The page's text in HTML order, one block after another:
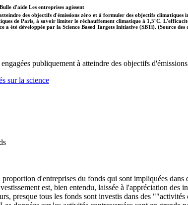
Bulle d'aide Les entreprises agissent
des objectifs d'émissions zéro et à formuler des objectifs
de Paris, à savoir limiter le réchauffement climatique à 1,5°C.
a été développée par la Science Based Targets Initiative (SBTi). (Source
publiquement à atteindre des objectifs
sur la science
d'entreprises du fonds qui sont impliquées
est, bien entendu, laissée à l'appréciation
presque tous les fonds sont investis dans des